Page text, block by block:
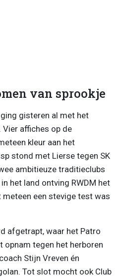
van sprookje
gisteren al met het
affiches op de
kleur aan het
stond met Lierse tegen SK
ambitieuze traditieclubs
het land ontving RWDM het
een stevige test was
afgetrapt, waar het Patro
opnam tegen het herboren
Stijn Vreven én
Tot slot mocht ook Club